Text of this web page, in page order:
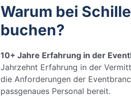
Warum bei
buchen?
10+ Jahre Erfahrung in der
Jahrzehnt Erfahrung in der
die Anforderungen der
passgenaues Personal bereit.